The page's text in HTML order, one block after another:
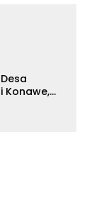
Konawe,